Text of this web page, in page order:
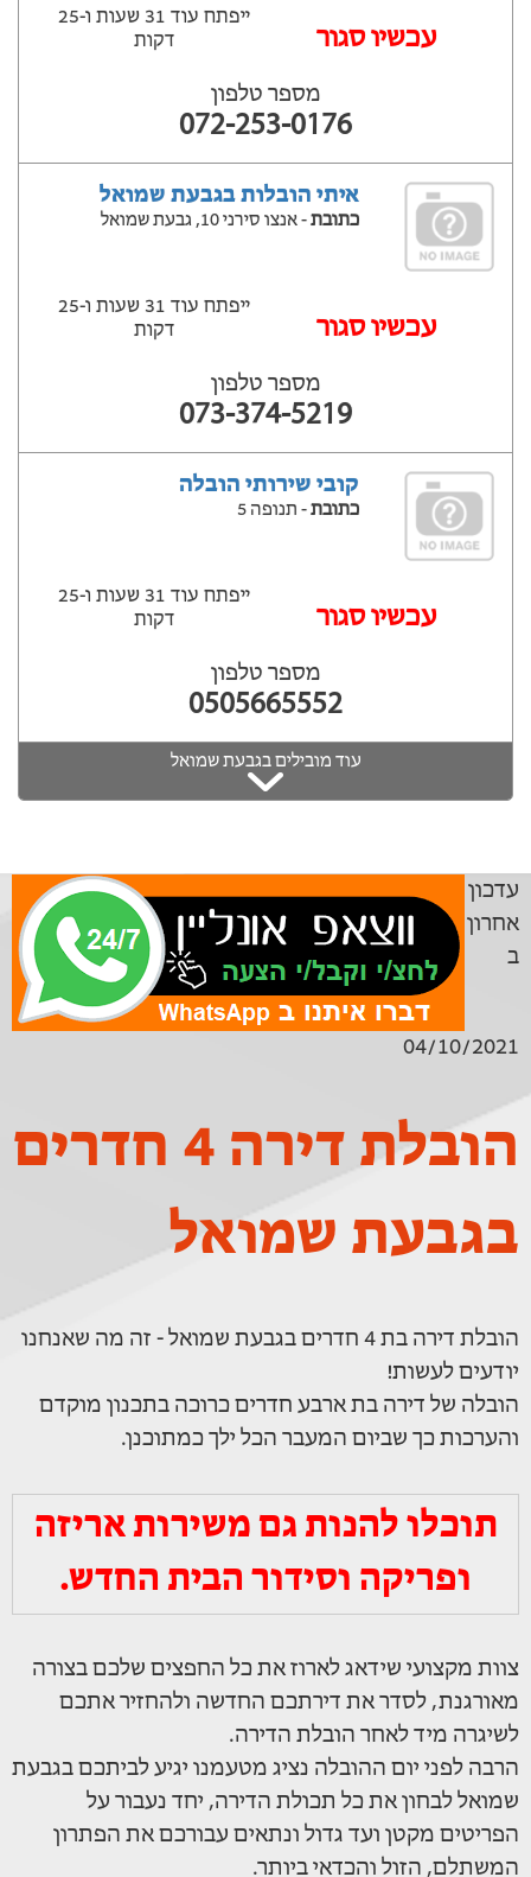
עכשיו סגור
ייפתח עוד 31 שעות ‫ו-25
דקות
מספר טלפון
072-253-0176
איתי הובלות בגבעת שמואל
כתובת- אנצו סירני 10, גבעת שמואל
עכשיו סגור
ייפתח עוד 31 שעות ‫ו-25
דקות
מספר טלפון
073-374-5219
קובי שירותי הובלה
כתובת- תנופה 5
עכשיו סגור
ייפתח עוד 31 שעות ‫ו-25
דקות
מספר טלפון
0505665552
עוד מובילים בגבעת שמואל
עדכון
אחרון
ב
04/10/2021
הובלת דירה 4 חדרים
בגבעת שמואל
הובלת דירה בת 4 חדרים בגבעת שמואל - זה מה שאנחנו
יודעים לעשות!
הובלה של דירה בת ארבע חדרים כרוכה בתכנון מוקדם
והערכות כך שביום המעבר הכל ילך כמתוכנן.
תוכלו להנות גם משירות אריזה
ופריקה וסידור הבית החדש.
צוות מקצועי שידאג לארוז את כל החפצים שלכם בצורה
מאורגנת, לסדר את דירתכם החדשה ולהחזיר אתכם
לשיגרה מיד לאחר הובלת הדירה.
הרבה לפני יום ההובלה נציג מטעמנו יגיע לביתכם בגבעת
שמואל לבחון את כל תכולת הדירה, יחד נעבור על
הפריטים מקטן ועד גדול ונתאים עבורכם את הפתרון
המשתלם, הזול והכדאי ביותר.